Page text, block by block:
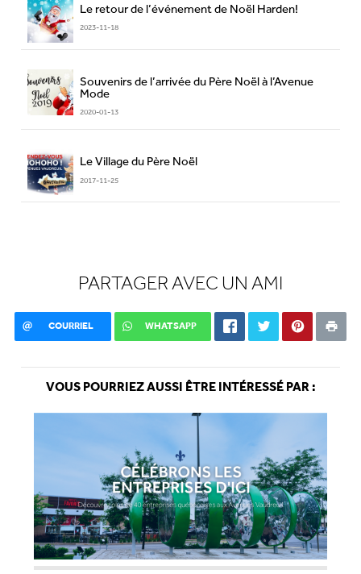
Le retour de l’événement de Noël Harden!
2023-11-18
Souvenirs de l’arrivée du Père Noël à l’Avenue
Mode
2020-01-13
Le Village du Père Noël
2017-11-25
PARTAGER AVEC UN AMI
COURRIEL WHATSAPP
VOUS POURRIEZ AUSSI ÊTRE INTÉRESSÉ PAR :